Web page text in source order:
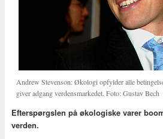
Andrew Stevenson: Økologi opfylder alle
giver adgang verdensmarkedet. Foto: Gustav Bech
Efterspørgslen på økologiske varer
verden.